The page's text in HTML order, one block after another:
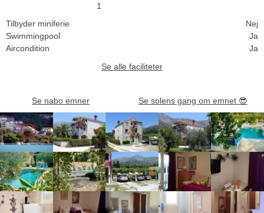
1
Tilbyder miniferie
Nej
Swimmingpool
Ja
Aircondition
Ja
Se alle faciliteter
Se nabo emner Se solens gang om emnet 😎